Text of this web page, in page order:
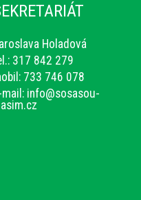
Holadová
317 842 279
733 746 078
mail: info@sosasou-